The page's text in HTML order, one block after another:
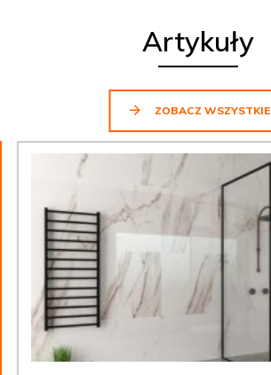
Artykuły
ZOBACZ WSZYSTKIE